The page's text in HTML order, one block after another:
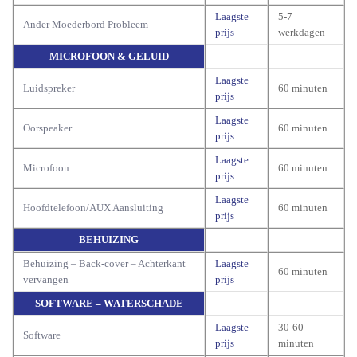
Ander Moederbord Probleem
Laagste
prijs
5-7
werkdagen
MICROFOON & GELUID
Luidspreker
Laagste
prijs
60 minuten
Oorspeaker
Laagste
prijs
60 minuten
Microfoon
Laagste
prijs
60 minuten
Hoofdtelefoon/AUX Aansluiting
Laagste
prijs
60 minuten
BEHUIZING
Behuizing – Back-cover – Achterkant
vervangen
Laagste
prijs
60 minuten
SOFTWARE – WATERSCHADE
Software
Laagste
prijs
30-60
minuten